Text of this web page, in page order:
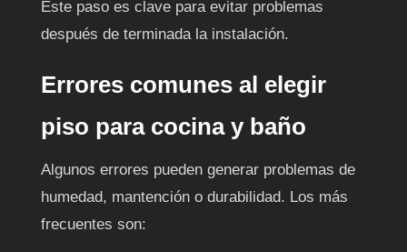
Este paso es clave para evitar problemas
después de terminada la instalación.
Errores comunes al elegir
piso para cocina y baño
Algunos errores pueden generar problemas de
humedad, mantención o durabilidad. Los más
frecuentes son: